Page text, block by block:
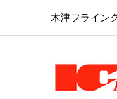
木津フライン